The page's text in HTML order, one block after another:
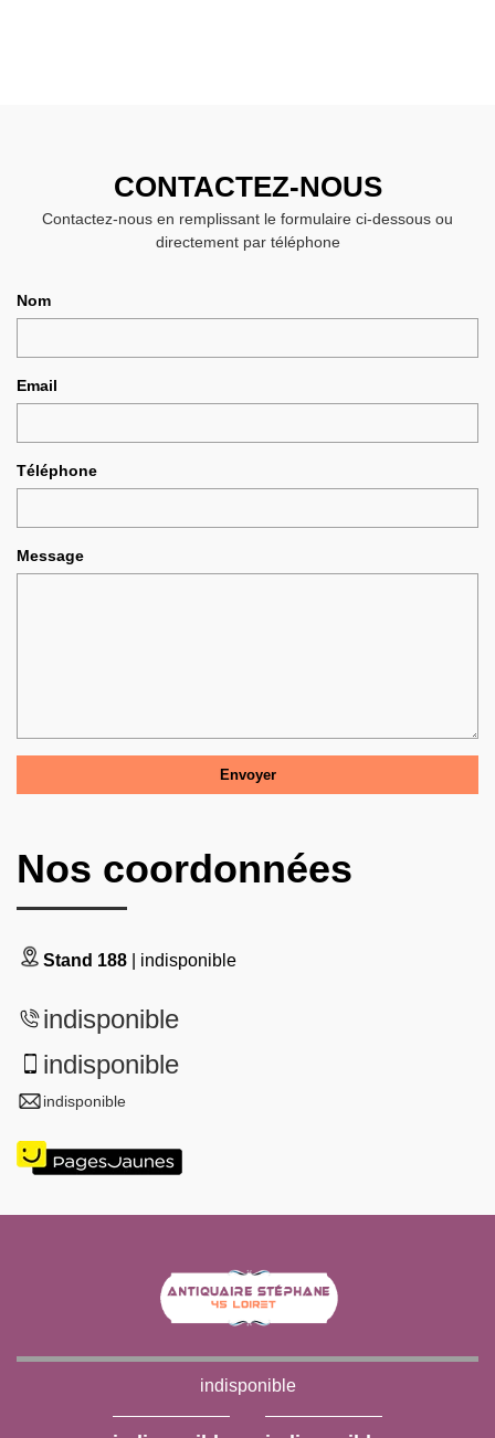
CONTACTEZ-NOUS
Contactez-nous en remplissant le formulaire ci-dessous ou
directement par téléphone
Nom
Email
Téléphone
Message
Nos coordonnées
Stand 188 | indisponible
indisponible
indisponible
indisponible
indisponible